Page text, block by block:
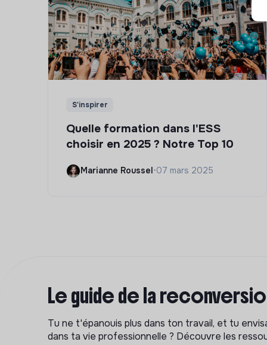
S'inspirer
Quelle formation dans l'ESS
choisir en 2025 ? Notre Top 10
Marianne Roussel •07 mars 2025
Le guide de la
Tu ne t'épanouis plus dans ton travail, et tu
dans ta vie professionnelle ? Découvre les